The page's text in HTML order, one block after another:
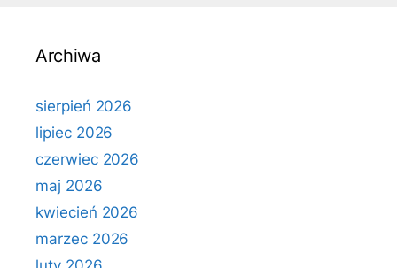
Archiwa
sierpień 2026
lipiec 2026
czerwiec 2026
maj 2026
kwiecień 2026
marzec 2026